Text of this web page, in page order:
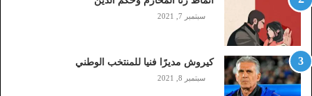
s
,
م
و
ب
سبتمبر 7, 2021
كيروش مديرًا فنيا للمنتخب الوطني
سبتمبر 8, 2021